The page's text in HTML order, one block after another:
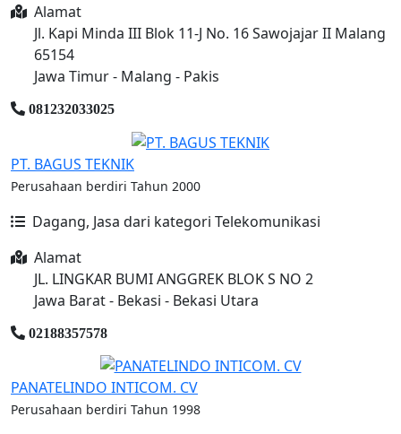
Alamat
Jl. Kapi Minda III Blok 11-J No. 16 Sawojajar II Malang
65154
Jawa Timur - Malang - Pakis
081232033025
PT. BAGUS TEKNIK
Perusahaan berdiri Tahun 2000
Dagang, Jasa dari kategori Telekomunikasi
Alamat
JL. LINGKAR BUMI ANGGREK BLOK S NO 2
Jawa Barat - Bekasi - Bekasi Utara
02188357578
PANATELINDO INTICOM. CV
Perusahaan berdiri Tahun 1998